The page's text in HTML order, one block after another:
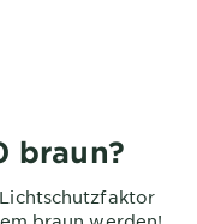
braun?